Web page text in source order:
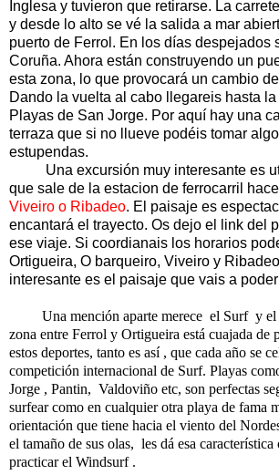
Inglesa y tuvieron que retirarse. La
y desde lo alto se vé la salida a mar
puerto de Ferrol. En los días despejados
Coruña. Ahora están construyendo un
esta zona, lo que provocará un cambio
Dando la vuelta al cabo llegareis hasta
Playas de San Jorge. Por aquí hay una
terraza que si no llueve podéis tomar
estupendas.
Una excursión muy interesante es
que sale de la estacion de ferrocarril
Viveiro o Ribadeo. El paisaje es
encantará el trayecto. Os dejo el link del
ese viaje. Si coordianais los horarios
Ortigueira, O barqueiro, Viveiro y
interesante es el paisaje que vais a
Una mención aparte merece el Surf y el
zona entre Ferrol y Ortigueira está cuajada de
estos deportes, tanto es así , que cada año se
competición internacional de Surf. Playas
Jorge , Pantin, Valdoviño etc, son perfectas
surfear como en cualquier otra playa de fama
orientación que tiene hacia el viento del
el tamaño de sus olas, les dá esa característica
practicarel Windsurf .